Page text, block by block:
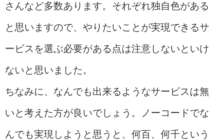
さんなど多数あります。それぞれ独自色がある
と思いますので、やりたいことが実現できるサ
ービスを選ぶ必要がある点は注意しないといけ
ないと思いました。
ちなみに、なんでも出来るようなサービスは無
いと考えた方が良いでしょう。ノーコードでな
んでも実現しようと思うと、何百、何千という